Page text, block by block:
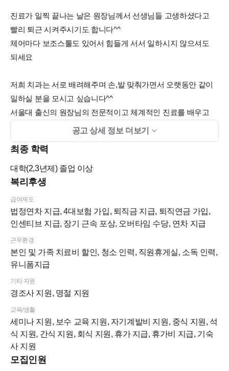
진료가 일찍 끝나는 날은 원장님께서 선생님들 고생하셨다고
빨리 퇴근 시켜주시기도 합니다^^
체어마다 보조스툴도 있어서 힘들게 서서 일하시지 않으셔도
되세요
저희 치과는 서로 배려해주며 손,발 맞춰가면서 오랫동안 같이
일하실 분을 모시고 싶습니다^^
서울대 출신의 원장님의 전문적이고 체계적인 진료를 배우고
서로 도와가며 함께 오랫동안 일하고 싶은 선생님 저희치과에
지원해주세요
1. 모집분야:진료실 스텝 1분
*진료실 스텝
-치과위생사 선생님(신입, 1년~2년차)
2. 근무조건
ㅁ 근무시간 평일: 9:30-18:30
야간(목): 9:30-20:30
(1달에 1번씩 목요일 off 사용 가능, 공휴일이 목요일이면 2번 쉬
어요)
토: 9:30-13:30
점심시간: 13:00-14:00(1시간)
* 월~토 중 원하는 요일 자유휴무 가능(주5일 근무 주38시간,공
공고 상세 정보 더보기
최종 학력
대학(2,3년제)졸업 이상
복리후생
급여제도
법정연차 지급, 4대보험 가입, 퇴직금 지급, 퇴직연금 가입,
인센티브 지급, 장기 근속 포상, 오버타임 수당, 연차 지급
근무환경
본인 및 가족 치료비 할인, 청소 인력, 직원휴게실, 소독 인력,
유니폼지급
기타 지원
경조사 지원, 명절 지원
교육/생활
세미나 지원, 보수 교육 지원, 자기계발비 지원, 중식 지원, 석
식 지원, 간식 지원, 회식 지원, 휴가 지급, 휴가비 지급, 기숙
사 지원
모집인원